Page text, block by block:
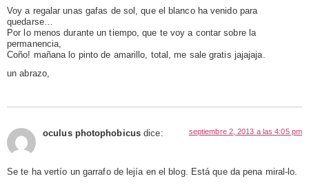
Voy a regalar unas gafas de sol, que el blanco ha venido para
quedarse…
Por lo menos durante un tiempo, que te voy a contar sobre la
permanencia,
Coño! mañana lo pinto de amarillo, total, me sale gratis jajajaja.
un abrazo,
oculus photophobicus dice: septiembre 2, 2013 a las 4:05 pm
Se te ha vertío un garrafo de lejía en el blog. Está que da pena miral-lo.